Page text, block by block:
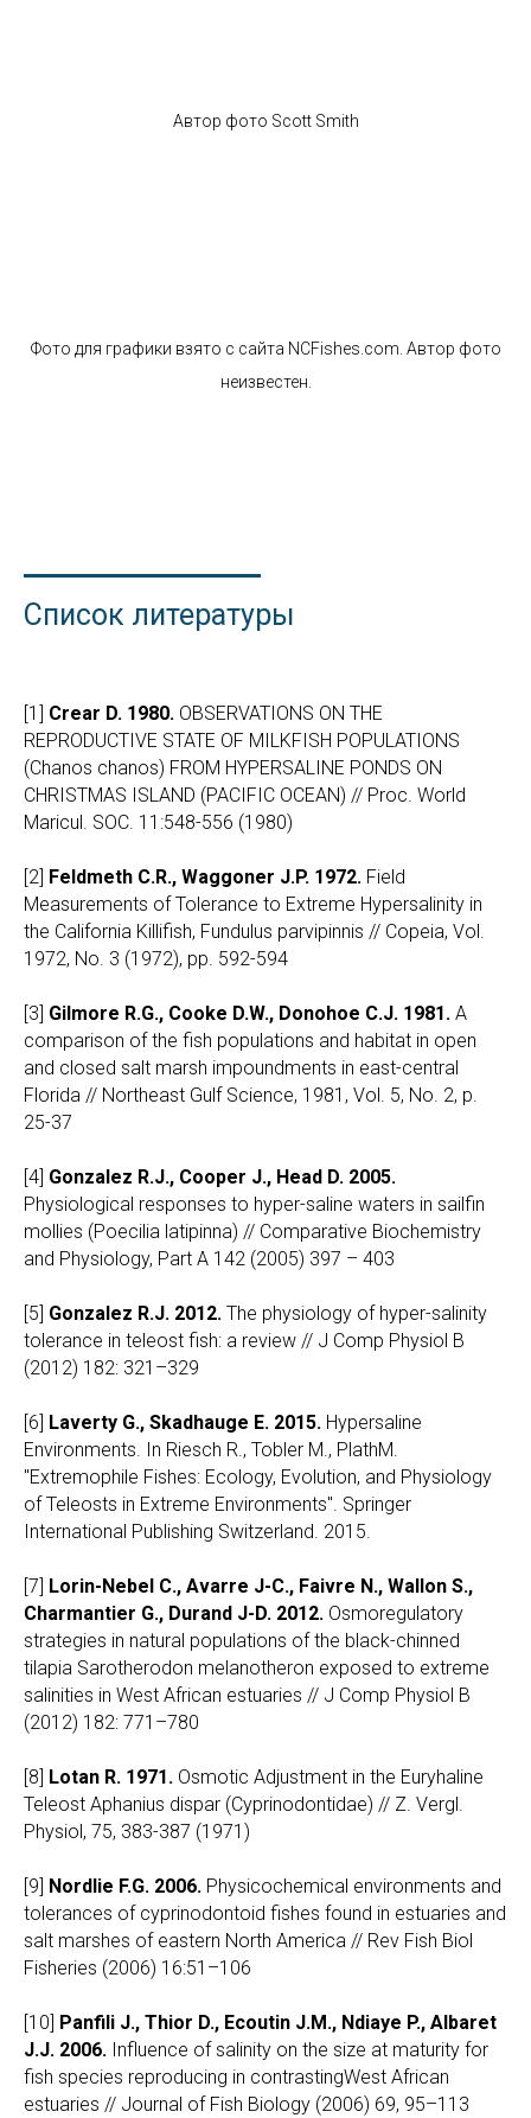
Автор фото Scott Smith
Фото для графики взято с сайта NCFishes.com. Автор фото
неизвестен.
Список литературы
[1] Crear D. 1980. OBSERVATIONS ON THE
REPRODUCTIVE STATE OF MILKFISH POPULATIONS
(Chanos chanos) FROM HYPERSALINE PONDS ON
CHRISTMAS ISLAND (PACIFIC OCEAN) // Proc. World
Maricul. SOC. 11:548-556 (1980)
[2] Feldmeth C.R., Waggoner J.P. 1972. Field
Measurements of Tolerance to Extreme Hypersalinity in
the California Killifish, Fundulus parvipinnis // Copeia, Vol.
1972, No. 3 (1972), pp. 592-594
[3] Gilmore R.G., Cooke D.W., Donohoe C.J. 1981. A
comparison of the fish populations and habitat in open
and closed salt marsh impoundments in east-central
Florida // Northeast Gulf Science, 1981, Vol. 5, No. 2, p.
25-37
[4] Gonzalez R.J., Cooper J., Head D. 2005.
Physiological responses to hyper-saline waters in sailfin
mollies (Poecilia latipinna) // Comparative Biochemistry
and Physiology, Part A 142 (2005) 397 – 403
[5] Gonzalez R.J. 2012. The physiology of hyper-salinity
tolerance in teleost fish: a review // J Comp Physiol B
(2012) 182: 321–329
[6] Laverty G., Skadhauge E. 2015. Hypersaline
Environments. In Riesch R., Tobler M., PlathM.
"Extremophile Fishes: Ecology, Evolution, and Physiology
of Teleosts in Extreme Environments". Springer
International Publishing Switzerland. 2015.
[7]
Lorin-Nebel C., Avarre J-C., Faivre N., Wallon S.,
Charmantier G., Durand J-D. 2012. Osmoregulatory
strategies in natural populations of the black-chinned
tilapia Sarotherodon melanotheron exposed to extreme
salinities in West African estuaries // J Comp Physiol B
(2012) 182: 771–780
[8] Lotan R. 1971. Osmotic Adjustment in the Euryhaline
Teleost Aphanius dispar (Cyprinodontidae) // Z. Vergl.
Physiol, 75, 383-387 (1971)
[9] Nordlie F.G. 2006. Physicochemical environments and
tolerances of cyprinodontoid fishes found in estuaries and
salt marshes of eastern North America // Rev Fish Biol
Fisheries (2006) 16:51–106
[10]
Panfili J., Thior D., Ecoutin J.M., Ndiaye P., Albaret
J.J. 2006. Influence of salinity on the size at maturity for
fish species reproducing in contrastingWest African
estuaries // Journal of Fish Biology (2006) 69, 95–113